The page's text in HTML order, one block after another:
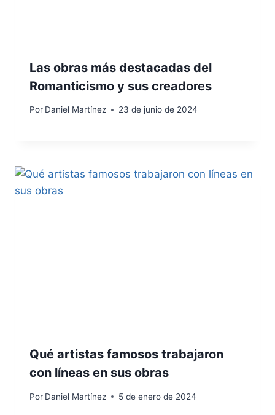
Las obras más destacadas del
Romanticismo y sus creadores
Por Daniel Martínez 23 de junio de 2024
Qué artistas famosos trabajaron
con líneas en sus obras
Por Daniel Martínez 5 de enero de 2024